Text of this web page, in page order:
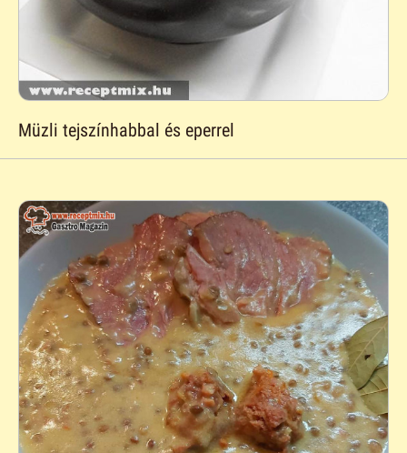
Müzli tejszínhabbal és eperrel